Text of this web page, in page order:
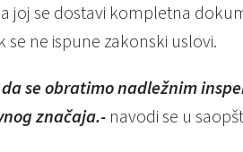
joj se dostavi kompletna
ne ispune zakonski uslovi.
se obratimo nadležnim
značaja.- navodi se u